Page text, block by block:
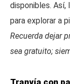
disponibles.
para explorar a
Recuerda dejar
sea gratuito;